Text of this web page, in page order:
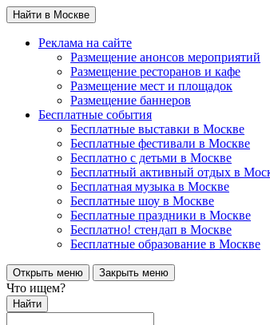
Найти в Москве
Реклама на сайте
Размещение анонсов мероприятий
Размещение ресторанов и кафе
Размещение мест и площадок
Размещение баннеров
Бесплатные события
Бесплатные выставки в Москве
Бесплатные фестивали в Москве
Бесплатно с детьми в Москве
Бесплатный активный отдых в
Бесплатная музыка в Москве
Бесплатные шоу в Москве
Бесплатные праздники в Москве
Бесплатно! стендап в Москве
Бесплатные образование в Москве
Открыть меню Закрыть меню
Что ищем?
Найти